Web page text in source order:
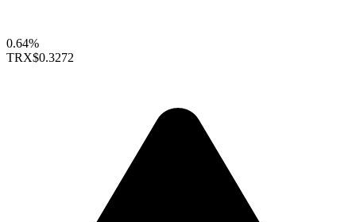
0.64%
TRX$0.3272